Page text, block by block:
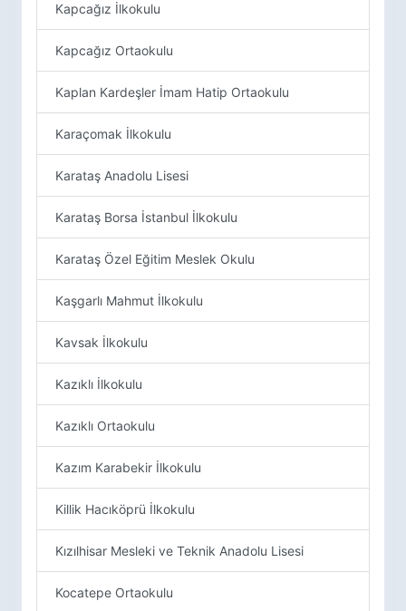
Kapcağız İlkokulu
Kapcağız Ortaokulu
Kaplan Kardeşler İmam Hatip Ortaokulu
Karaçomak İlkokulu
Karataş Anadolu Lisesi
Karataş Borsa İstanbul İlkokulu
Karataş Özel Eğitim Meslek Okulu
Kaşgarlı Mahmut İlkokulu
Kavsak İlkokulu
Kazıklı İlkokulu
Kazıklı Ortaokulu
Kazım Karabekir İlkokulu
Killik Hacıköprü İlkokulu
Kızılhisar Mesleki ve Teknik Anadolu Lisesi
Kocatepe Ortaokulu